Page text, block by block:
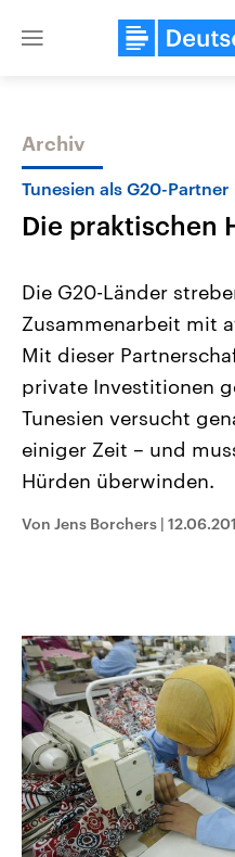
Close
Themen
Landtagswahl Sachsen-
2026
Alle Informationen
Sachsen-Anhalt wählt am 6.
September 2026 einen
Landtag. Seit 2021 wird das
Bundesland von einer
Umfragen, Prognosen,
Wahlprogramme, aktuelle
Archiv
Tunesien als G20-Partner
Die praktischen
Die G20-Länder
Zusammenarbeit mit
Mit dieser
private Investitionen
Tunesien versucht
einiger Zeit – und
Hürden überwinden.
Von Jens Borchers |